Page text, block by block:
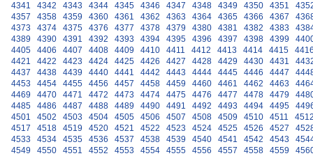
4341
4342 4343 4344 4345 4346 4347 4348 4349 4350 4351
4357
4358 4359 4360 4361 4362 4363 4364 4365 4366 4367
4373
4374 4375 4376 4377 4378 4379 4380 4381 4382 4383
4389
4390 4391 4392 4393 4394 4395 4396 4397 4398 4399
4405
4406 4407 4408 4409 4410 4411 4412 4413 4414 4415
4421
4422 4423 4424 4425 4426 4427 4428 4429 4430 4431
4437
4438 4439 4440 4441 4442 4443 4444 4445 4446 4447
4453
4454 4455 4456 4457 4458 4459 4460 4461 4462 4463
4469
4470 4471 4472 4473 4474 4475 4476 4477 4478 4479
4485
4486 4487 4488 4489 4490 4491 4492 4493 4494 4495
4501
4502 4503 4504 4505 4506 4507 4508 4509 4510 4511
4517
4518 4519 4520 4521 4522 4523 4524 4525 4526 4527
4533
4534 4535 4536 4537 4538 4539 4540 4541 4542 4543
4549
4550 4551 4552 4553 4554 4555 4556 4557 4558 4559